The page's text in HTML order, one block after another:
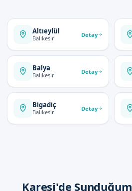
Altıeylül
Balıkesir Detay
Balya
Balıkesir Detay
Bigadiç
Balıkesir Detay
Karesi'de